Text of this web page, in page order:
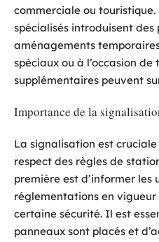
commerciale ou
spécialisés introduisent
aménagements
spéciaux ou à l’occasion
supplémentaires peuvent
Importance de la
La signalisation est
respect des règles de
première est d’informer les
réglementations en
certaine sécurité. Il est
panneaux sont placés et